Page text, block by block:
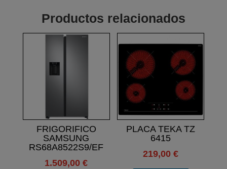
Productos relacionados
FRIGORIFICO
SAMSUNG
RS68A8522S9/EF
1.509,00€
PLACA TEKA TZ
6415
219,00€